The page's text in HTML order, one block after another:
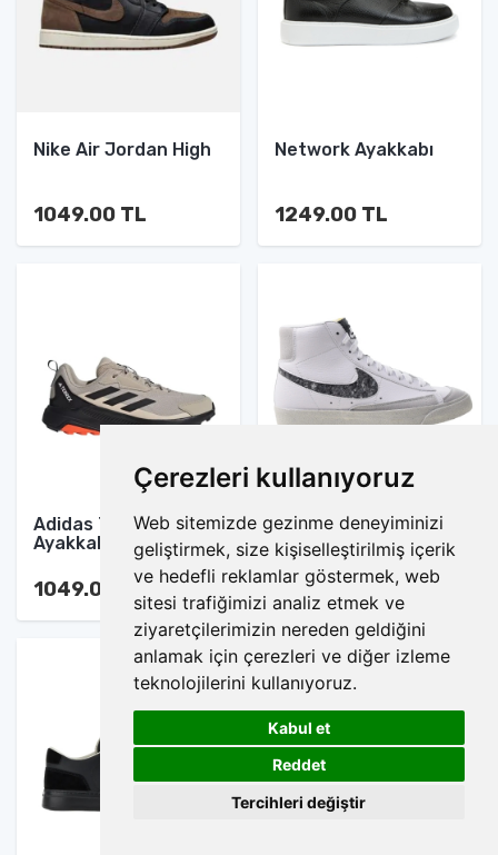
Çerezleri kullanıyoruz
Web sitemizde gezinme deneyiminizi
geliştirmek, size kişiselleştirilmiş içerik
ve hedefli reklamlar göstermek, web
sitesi trafiğimizi analiz etmek ve
ziyaretçilerimizin nereden geldiğini
anlamak için çerezleri ve diğer izleme
teknolojilerini kullanıyoruz.
Kabul et
Reddet
Tercihleri değiştir
Nike Air Jordan High
1049.00 TL
Network Ayakkabı
1249.00 TL
Adidas Terrex Spor
Ayakkabı
1049.00 TL
Nike Blazer Mid Spor
Ayakkabı
1049.00 TL